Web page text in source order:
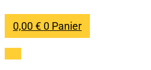
0,00€ 0 Panier